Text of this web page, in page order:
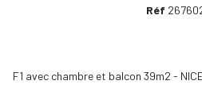
Réf
F1 avec chambre et balcon 39m2 -